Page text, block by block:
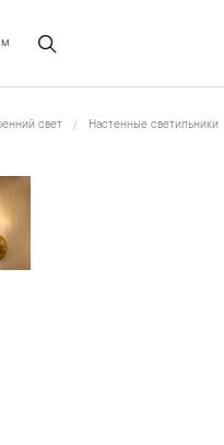
свет Настенные светильники